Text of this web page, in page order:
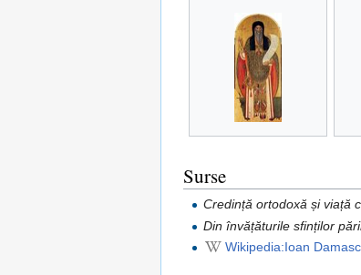
Surse
Credință ortodoxă și viață
Din învățăturile sfinților
Wikipedia:Ioan